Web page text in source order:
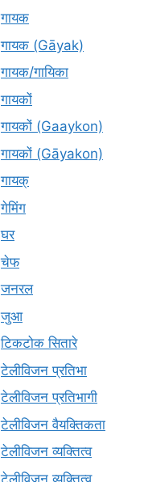
गायक
गायक (Gāyak)
गायक/गायिका
गायकों
गायकों (Gaaykon)
गायकों (Gāyakon)
गायक्
गेमिंग
घर
चेफ
जनरल
जुआ
टिकटोक सितारे
टेलीविजन प्रतिभा
टेलीविजन प्रतिभागी
टेलीविजन वैयक्तिकता
टेलीविजन व्यक्तित्व
टेलीविज़न व्यक्तित्व